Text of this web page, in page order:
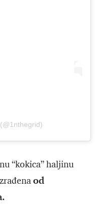
“kokica” haljinu
od